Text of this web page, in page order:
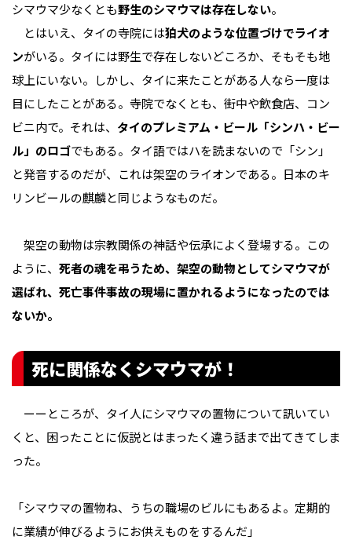
シマウマ――少なくとも野生のシマウマは存在しない。
とはいえ、タイの寺院には狛犬のような位置づけでライオ
ンがいる。タイには野生で存在しないどころか、そもそも地
球上にいない。しかし、タイに来たことがある人なら一度は
目にしたことがある。寺院でなくとも、街中や飲食店、コン
ビニ内で。それは、 タイのプレミアム・ビール「シンハ・ビー
ル」のロゴでもある。タイ語ではハを読まないので「シン」
と発音するのだが、これは架空のライオンである。日本のキ
リンビールの麒麟と同じようなものだ。
架空の動物は宗教関係の神話や伝承によく登場する。この
ように、 死者の魂を弔うため、架空の動物としてシマウマが
選ばれ、死亡事件事故の現場に置かれるようになったのでは
ないか。
死に関係なくシマウマが！
ーーところが、タイ人にシマウマの置物について訊いてい
くと、困ったことに仮説とはまったく違う話まで出てきてしま
った。
「シマウマの置物ね、うちの職場のビルにもあるよ。定期的
に業績が伸びるようにお供えものをするんだ」